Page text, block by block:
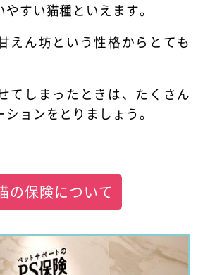
すい猫種といえます。
えん坊という性格からとても
てしまったときは、たくさん
ョンをとりましょう。
の保険について